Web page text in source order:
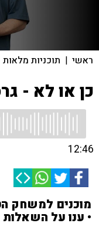
ראשי | תוכניות מלאות
כן או לא -
12:46
מוכנים למשחק
• ענו על השאלות